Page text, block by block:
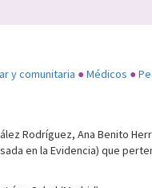
y comunitaria ●Médicos ●
Rodríguez, Ana Benito
en la Evidencia) que